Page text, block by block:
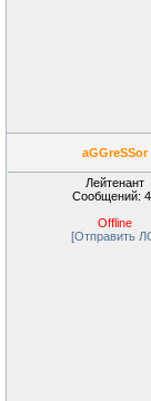
aGGreSSor
Лейтенант
Сообщений:
Offline
[Отправить